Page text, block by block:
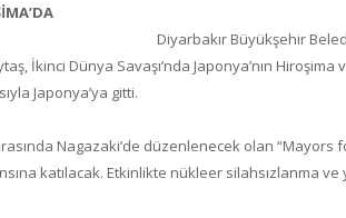
Diyarbakır Büyükşehir
İkinci Dünya Savaşı’nda Japonya’nın
Japonya’ya gitti.
Nagazaki’de düzenlenecek olan “Mayors
katılacak. Etkinlikte nükleer silahsızlanma ve